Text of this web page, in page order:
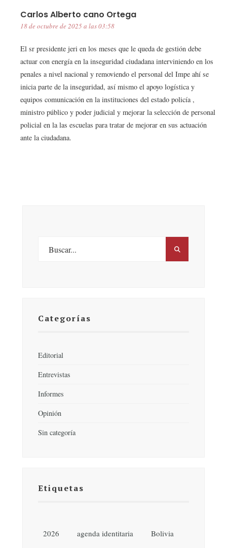
Carlos Alberto cano Ortega
18 de octubre de 2025 a las 03:58
El sr presidente jeri en los meses que le queda de gestión debe
actuar con energía en la inseguridad ciudadana interviniendo en los
penales a nivel nacional y removiendo el personal del Impe ahí se
inicia parte de la inseguridad, así mismo el apoyo logística y
equipos comunicación en la instituciones del estado policía ,
ministro público y poder judicial y mejorar la selección de personal
policial en la las escuelas para tratar de mejorar en sus actuación
ante la ciudadana.
Categorías
Editorial
Entrevistas
Informes
Opinión
Sin categoría
Etiquetas
2026 agenda identitaria Bolivia